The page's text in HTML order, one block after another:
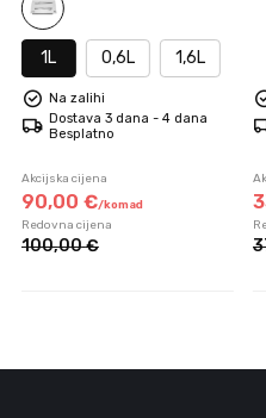
1L 0,6L 1,6L
Na zalihi
Dostava 3 dana - 4 dana
Besplatno
Akcijska cijena
90,00 €/komad
Redovna cijena
100,00€